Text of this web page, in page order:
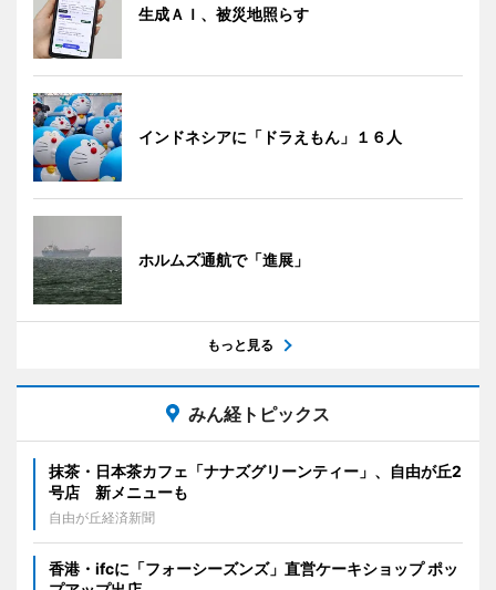
生成ＡＩ、被災地照らす
インドネシアに「ドラえもん」１６人
ホルムズ通航で「進展」
もっと見る
みん経トピックス
抹茶・日本茶カフェ「ナナズグリーンティー」、自由が丘2
号店 新メニューも
自由が丘経済新聞
香港・ifcに「フォーシーズンズ」直営ケーキショップ ポッ